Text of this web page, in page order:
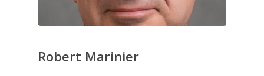
Robert Marinier